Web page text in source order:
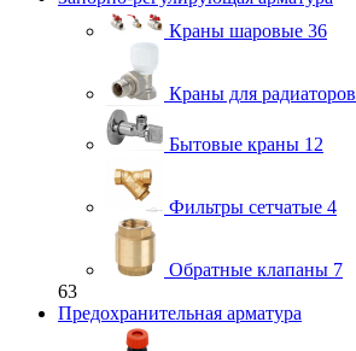
Краны шаровые 36
Краны для радиаторов
Бытовые краны 12
Фильтры сетчатые 4
Обратные клапаны 7
63
Предохранительная арматура